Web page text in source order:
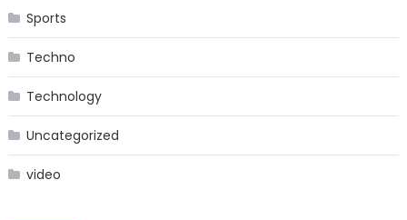
Sports
Techno
Technology
Uncategorized
video